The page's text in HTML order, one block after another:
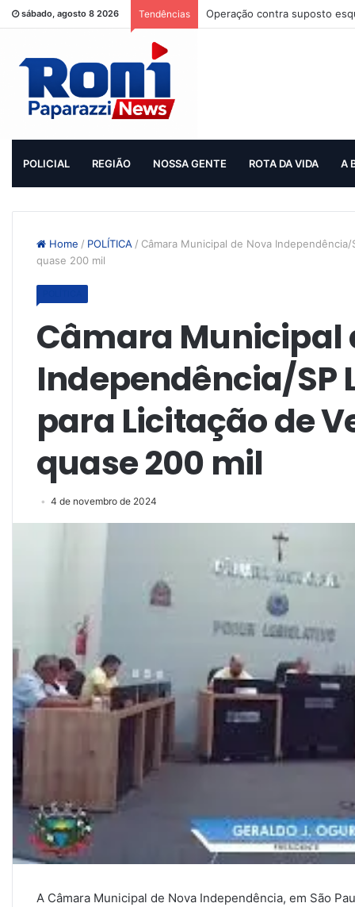
sábado, agosto 8 2026 Tendências Operação contra suposto
POLICIAL REGIÃO NOSSA GENTE ROTA DA VIDA A
Home / POLÍTICA / Câmara Municipal de Nova
quase 200 mil
Câmara Municipal
Independência/SP
para Licitação de
quase 200 mil
4 de novembro de 2024
A Câmara Municipal de Nova Independência, em São